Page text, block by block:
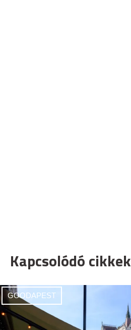
Kapcsolódó cikkek
GOODAPEST